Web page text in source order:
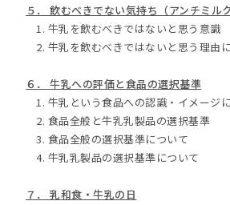
５． 飲むべきでない気持ち（アンチミル
1. 牛乳を飲むべきではないと思う意識
2. 牛乳を飲むべきではないと思う理由
６． 牛乳への評価と食品の選択基準
1. 牛乳という食品への認識・イメージ
2. 食品全般と牛乳乳製品の選択基準
3. 食品全般の選択基準について
4. 牛乳乳製品の選択基準について
７． 乳和食・牛乳の日